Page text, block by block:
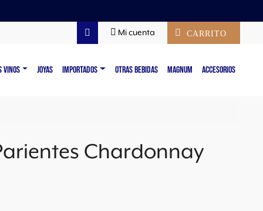
Search
Mi cuenta CARRITO
VINOS JOYAS IMPORTADOS OTRAS BEBIDAS MAGNUM ACCESORIOS
Chardonnay